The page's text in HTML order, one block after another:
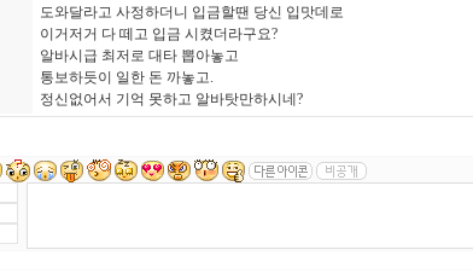
도와달라고 사정하더니 입금할땐 당신 입맛데로
이거저거 다 떼고 입금 시켰더라구요?
알바시급 최저로 대타 뽑아놓고
통보하듯이 일한 돈 까놓고.
정신없어서 기억 못하고 알바탓만하시네?